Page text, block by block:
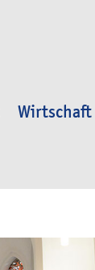
Wirtschaft